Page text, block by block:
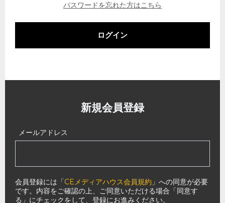
パスワードを忘れた方はこちら
ログイン
新規会員登録
メールアドレス
会員登録には「CEメディアハウス会員規約 」への同意が必要
です。内容をご確認の上、ご同意いただける場合「同意す
る」にチェックをして、登録にお進みください。